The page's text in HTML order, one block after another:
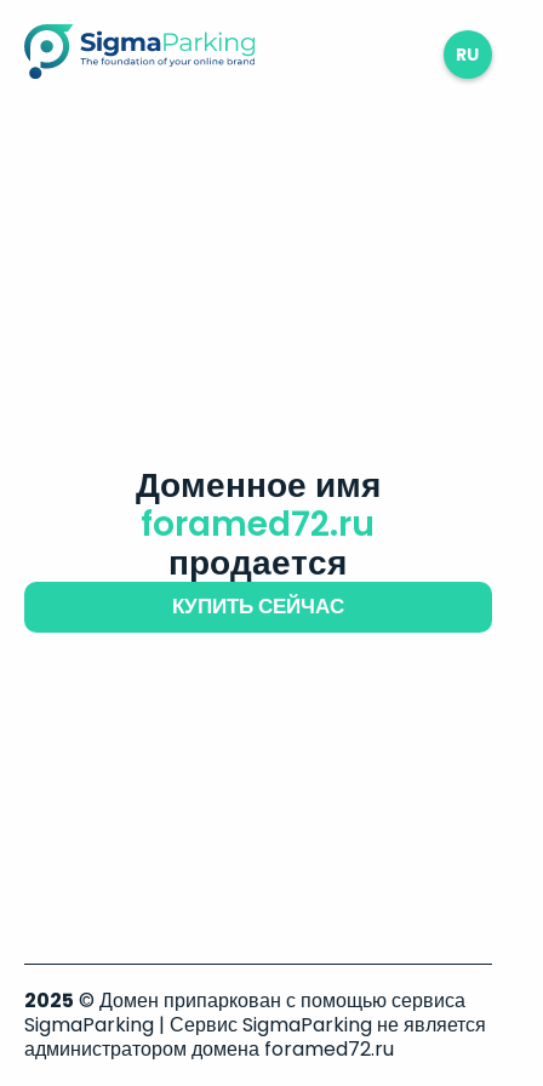
RU
Доменное имя
foramed72.ru
продается
КУПИТЬ СЕЙЧАС
2025 © Домен припаркован с помощью сервиса
SigmaParking | Сервис SigmaParking не является
администратором домена foramed72.ru